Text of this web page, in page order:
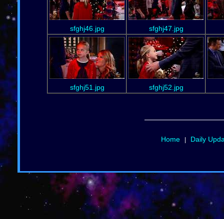
sfghj46.jpg sfghj47.jpg
sfghj51.jpg sfghj52.jpg
Home| Daily